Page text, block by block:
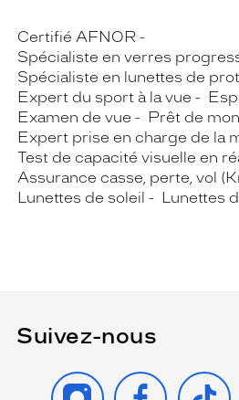
Certifié AFNOR
Spécialiste en verres
Spécialiste en lunettes de
Expert du sport à la vue
Examen de vue
Prêt de
Expert prise en charge de la
Test de capacité visuelle en
Assurance casse, perte, vol
Lunettes de soleil
Lunettes
Suivez-nous
INSTAGRAMFACEBOOK
TIKTOK